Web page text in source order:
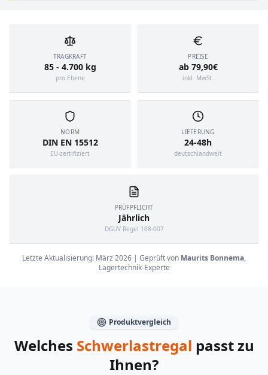
TRAGKRAFT
85 - 4.700 kg
pro Ebene
PREISE
ab 79,90€
inkl. MwSt.
NORM
DIN EN 15512
EU-zertifiziert
LIEFERUNG
24-48h
deutschlandweit
PRÜFPFLICHT
Jährlich
DGUV Regel 108-007
Letzte Aktualisierung: März 2026 | Geprüft von Maurits Bonnema,
Lagertechnik-Experte
Produktvergleich
Welches Schwerlastregal passt zu
Ihnen?